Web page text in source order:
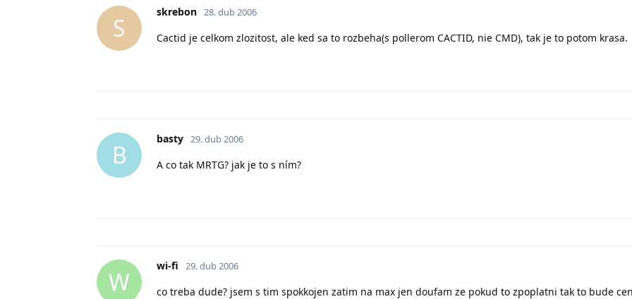
S
skrebon 28. dub 2006
Cactid je celkom zlozitost, ale ked sa to rozbeha(s pollerom CACTID, nie CMD), tak je to potom krasa.
B
basty 29. dub 2006
A co tak MRTG? jak je to s ním?
W
wi-fi 29. dub 2006
co treba dude? jsem s tim spokkojen zatim na max jen doufam ze pokud to zpoplatni tak to bude